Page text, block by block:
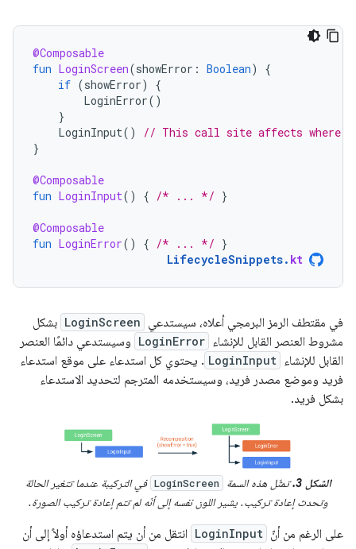
@Composable
fun LoginScreen(showError : Boolean)
{
if (showError)
{
LoginError()
}
LoginInput()
// This call site affects where
}
@Composable
fun LoginInput() { /* ... */ }
@Composable
fun LoginError() { /* ... */ }
LifecycleSnippets. kt
في مقتطف الرمز البرمجي أعلاه، سيستدعي LoginScreen بشكل
مشروط العنصر القابل للإنشاء LoginError وسيستدعي دائمًا العنصر
القابل للإنشاء LoginInput . يحتوي كل استدعاء على موقع استدعاء
فريد وموضع مصدر فريد، وسيستخدمه المترجم لتحديد الاستدعاء
بشكل فريد.
الشكل 3. تمثّل هذه السمة LoginScreen في التركيبة عندما تتغير الحالة
وتحدث إعادة تركيب. يشير اللون نفسه إلى أنّه لم تتم إعادة تركيب الصورة.
على الرغم من أنّ LoginInput انتقل من أن يتم استدعاؤه أولاً إلى أن